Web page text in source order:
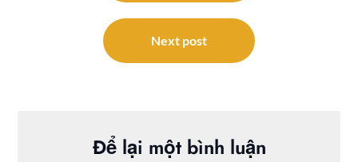
Next post
Để lại một bình luận